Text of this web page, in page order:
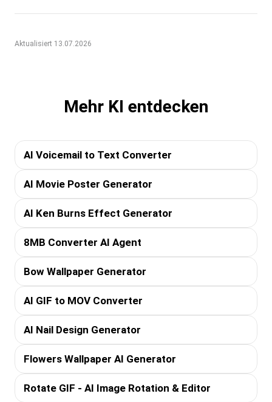
Aktualisiert 13.07.2026
Mehr KI entdecken
AI Voicemail to Text Converter
AI Movie Poster Generator
AI Ken Burns Effect Generator
8MB Converter AI Agent
Bow Wallpaper Generator
AI GIF to MOV Converter
AI Nail Design Generator
Flowers Wallpaper AI Generator
Rotate GIF - AI Image Rotation & Editor